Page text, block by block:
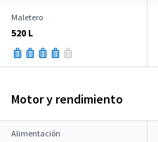
Maletero
520 L
Motor y rendimiento
Alimentación